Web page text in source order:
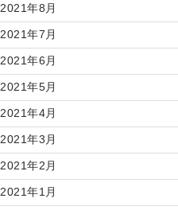
2021年8月
2021年7月
2021年6月
2021年5月
2021年4月
2021年3月
2021年2月
2021年1月